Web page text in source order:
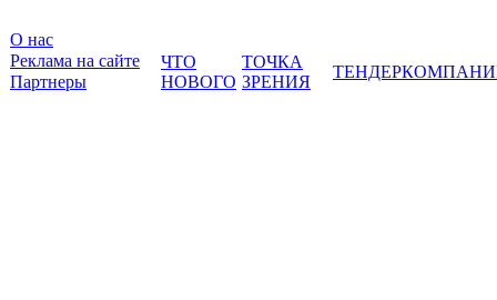
О нас
Реклама на сайте
Партнеры
ЧТО
НОВОГО
ТОЧКА
ЗРЕНИЯ
ТЕНДЕР